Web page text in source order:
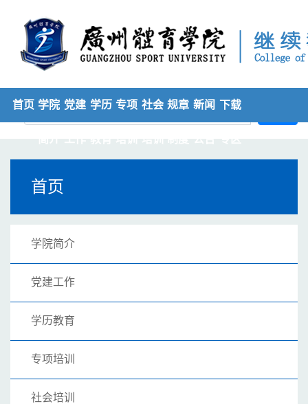
首页 学院 党建 学历 专项 社会 规章 新闻 下载
首页
学院简介
党建工作
学历教育
专项培训
社会培训